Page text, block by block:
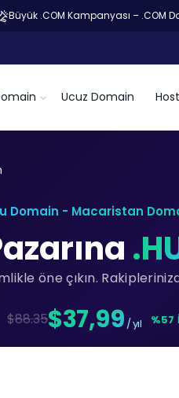
Büyük .COM Kampanyası – .COM
Ucuz Domain
Domain - Macaristan
öne çıkın.
$88.35$37,99 / yıl